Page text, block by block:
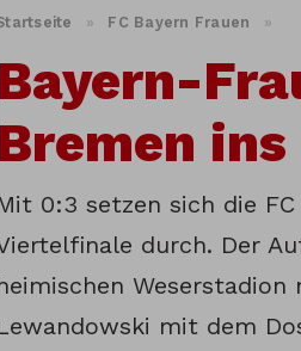
» FC Bayern Frauen »
Bayern-
Bremen
0:3 setzen sich die
durch. Der
mit dem